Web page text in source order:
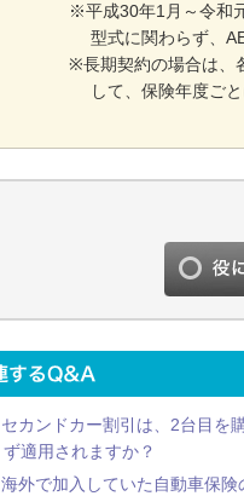
※平成30年1月～令和元年
型式に関わらず、AEBが
※長期契約の場合は、各
して、保険年度ごとに
セカンドカー割引は、2台目を
ず適用されますか？
海外で加入していた自動車保険